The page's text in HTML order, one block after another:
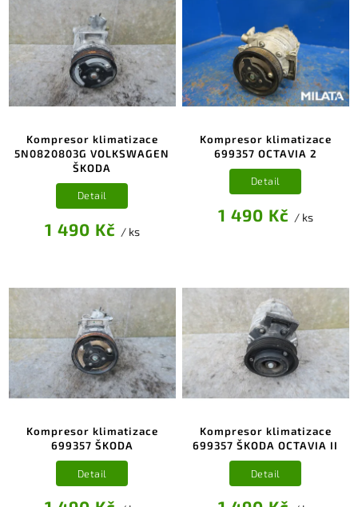
Kompresor klimatizace
5N0820803G VOLKSWAGEN
ŠKODA
1 490 Kč / ks
Detail
Kompresor klimatizace
699357 OCTAVIA 2
1 490 Kč / ks
Detail
Kompresor klimatizace
699357 ŠKODA
Detail
Kompresor klimatizace
699357 ŠKODA OCTAVIA II
Detail